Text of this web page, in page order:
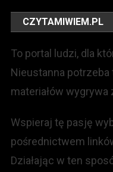
CZYTAMIWIEM.PL
To portal ludzi, dla
Nieustanna
materiałów
Wspieraj tę pasję
pośrednictwem
Działając w ten